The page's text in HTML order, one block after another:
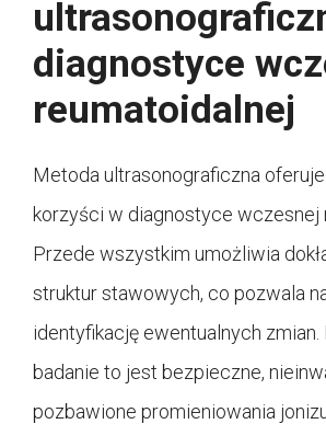
diagnostyce
reumatoidalnej
Metoda ultrasonograficzna
korzyści w diagnostyce wczesnej
Przede wszystkim umożliwia
struktur stawowych, co pozwala
identyfikację ewentualnych zmian.
badanie to jest bezpieczne,
pozbawione promieniowania